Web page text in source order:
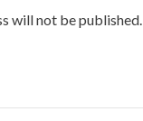
will not be published.